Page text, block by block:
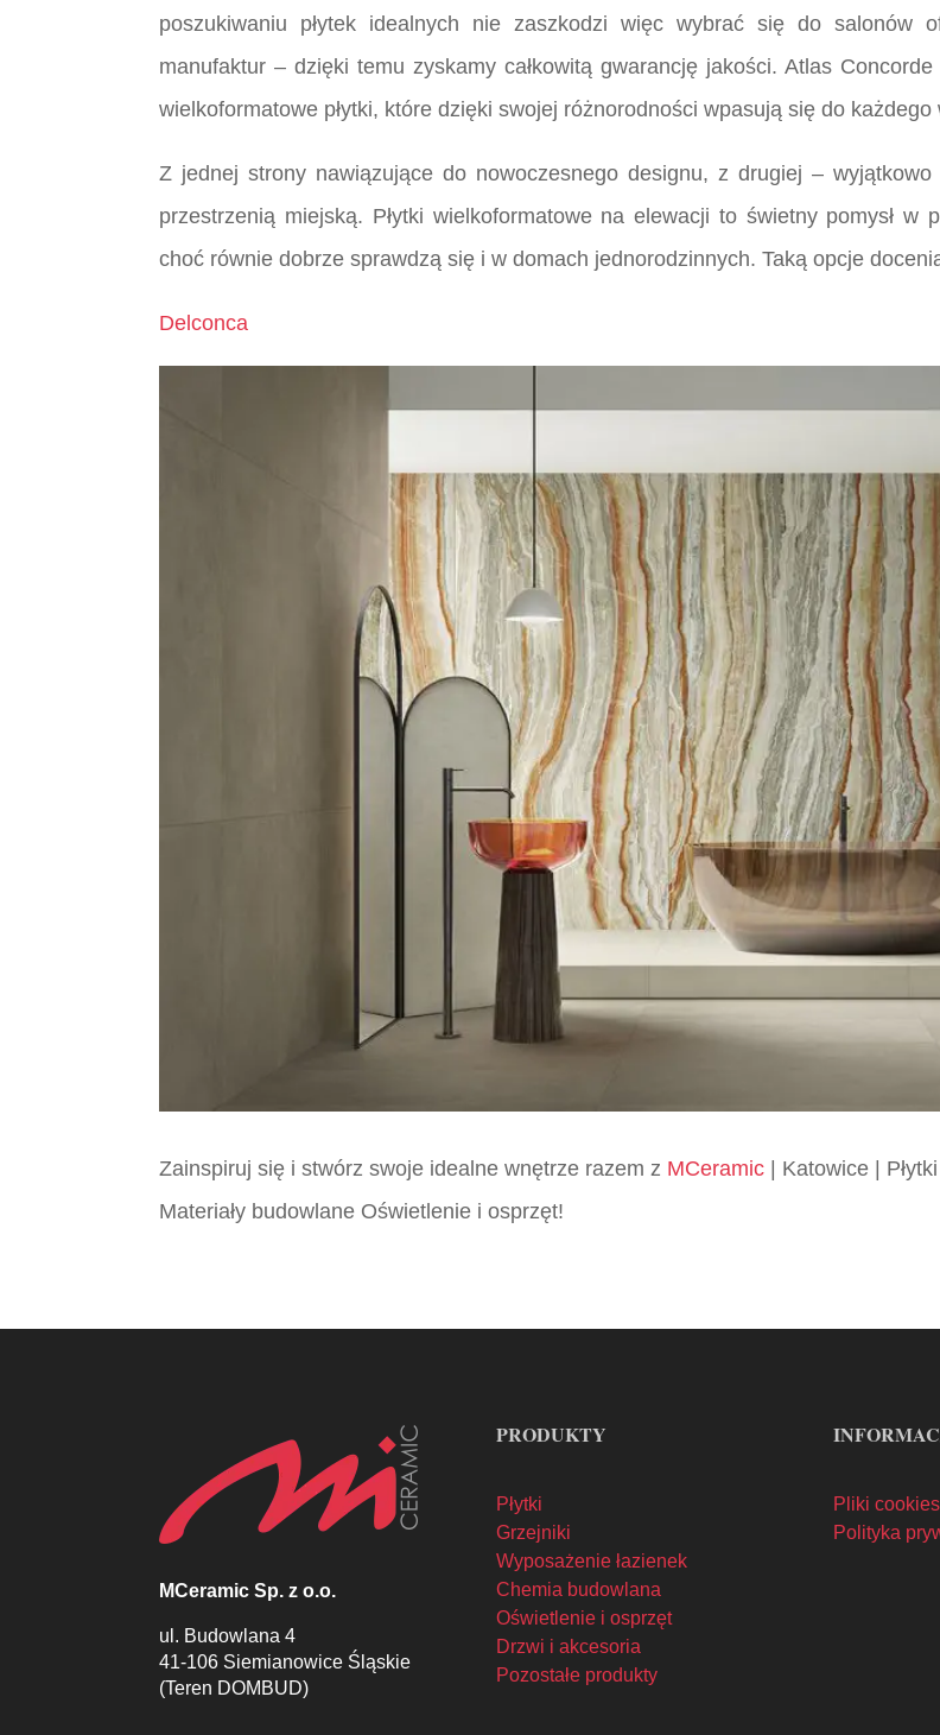
poszukiwaniu płytek idealnych nie zaszkodzi więc wybrać się do salonów
manufaktur – dzięki temu zyskamy całkowitą gwarancję jakości. Atlas
wielkoformatowe płytki, które dzięki swojej różnorodności wpasują się do
Z jednej strony nawiązujące do nowoczesnego designu, z drugiej –
przestrzenią miejską. Płytki wielkoformatowe na elewacji to świetny pomysł w
choć równie dobrze sprawdzą się i w domach jednorodzinnych. Taką opcje
Delconca
Zainspiruj się i stwórz swoje idealne wnętrze razem z MCeramic | Katowice |
Materiały budowlane Oświetlenie i osprzęt!
MCeramic Sp. z o.o.
ul. Budowlana 4
41-106 Siemianowice Śląskie
(Teren DOMBUD)
PRODUKTY
Płytki
Grzejniki
Wyposażenie łazienek
Chemia budowlana
Oświetlenie i osprzęt
Drzwi i akcesoria
Pozostałe produkty
Pliki cookies
Polityka